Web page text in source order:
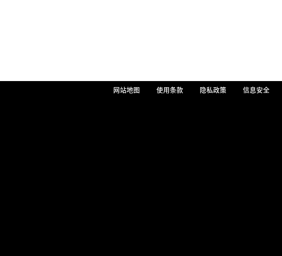
网站地图 使用条款 隐私政策 信息安全